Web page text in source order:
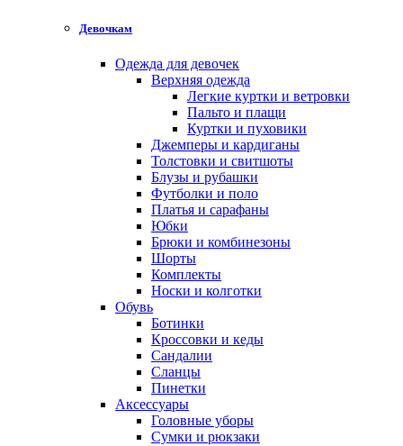
Девочкам
Одежда для девочек
Верхняя одежда
Легкие куртки и ветровки
Пальто и плащи
Куртки и пуховики
Джемперы и кардиганы
Толстовки и свитшоты
Блузы и рубашки
Футболки и поло
Платья и сарафаны
Юбки
Брюки и комбинезоны
Шорты
Комплекты
Носки и колготки
Обувь
Ботинки
Кроссовки и кеды
Сандалии
Сланцы
Пинетки
Аксессуары
Головные уборы
Сумки и рюкзаки